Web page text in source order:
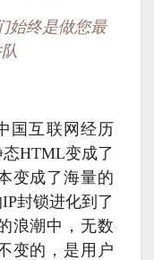
始终是做您最
国互联网经历
HTML变成了
变成了海量的
封锁进化到了
浪潮中，无数
变的，是用户